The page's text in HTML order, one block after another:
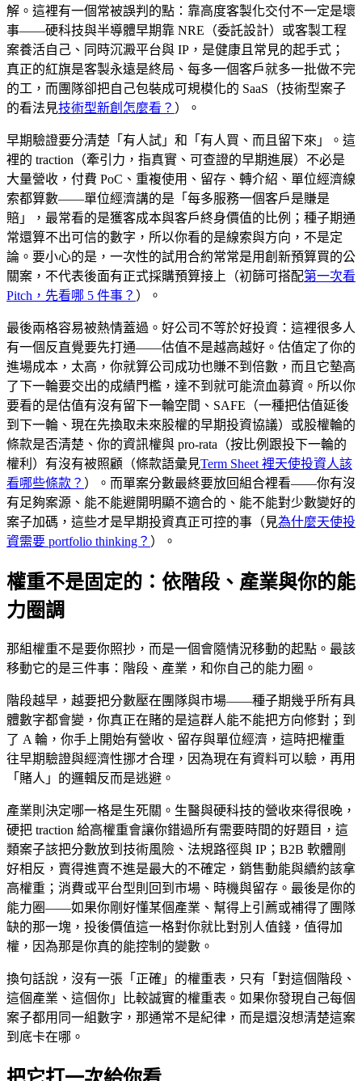
解。這裡有一個常被誤判的點：靠高度客製化交付不一定是壞
事——硬科技與半導體早期靠 NRE（委託設計）或客製工程
案養活自己、同時沉澱平台與 IP，是健康且常見的起手式；
真正的紅旗是客製永遠是終局、每多一個客戶就多一批做不完
的工，而團隊卻把自己包裝成可規模化的 SaaS（技術型案子
的看法見技術型新創怎麼看？ ）。
早期驗證要分清楚「有人試」和「有人買、而且留下來」。這
裡的 traction（牽引力，指真實、可查證的早期進展）不必是
大量營收，付費 PoC、重複使用、留存、轉介紹、單位經濟線
索都算數——單位經濟講的是「每多服務一個客戶是賺是
賠」，最常看的是獲客成本與客戶終身價值的比例；種子期通
常還算不出可信的數字，所以你看的是線索與方向，不是定
論。要小心的是，一次性的試用合約常常是用創新預算買的公
關案，不代表後面有正式採購預算接上（初篩可搭配第一次看
Pitch，先看哪 5 件事？ ）。
最後兩格容易被熱情蓋過。好公司不等於好投資：這裡很多人
有一個反直覺要先打通——估值不是越高越好。估值定了你的
進場成本，太高，你就算公司成功也賺不到倍數，而且它墊高
了下一輪要交出的成績門檻，達不到就可能流血募資。所以你
要看的是估值有沒有留下一輪空間、SAFE（一種把估值延後
到下一輪、現在先換取未來股權的早期投資協議）或股權輪的
條款是否清楚、你的資訊權與 pro-rata（按比例跟投下一輪的
權利）有沒有被照顧（條款語彙見Term Sheet 裡天使投資人該
看哪些條款？ ）。而單案分數最終要放回組合裡看——你有沒
有足夠案源、能不能避開明顯不適合的、能不能對少數變好的
案子加碼，這些才是早期投資真正可控的事（見為什麼天使投
資需要 portfolio thinking？ ）。
權重不是固定的：依階段、產業與你的能
力圈調
那組權重不是要你照抄，而是一個會隨情況移動的起點。最該
移動它的是三件事：階段、產業，和你自己的能力圈。
階段越早，越要把分數壓在團隊與市場——種子期幾乎所有具
體數字都會變，你真正在賭的是這群人能不能把方向修對；到
了 A 輪，你手上開始有營收、留存與單位經濟，這時把權重
往早期驗證與經濟性挪才合理，因為現在有資料可以驗，再用
「賭人」的邏輯反而是逃避。
產業則決定哪一格是生死關。生醫與硬科技的營收來得很晚，
硬把 traction 給高權重會讓你錯過所有需要時間的好題目，這
類案子該把分數放到技術風險、法規路徑與 IP；B2B 軟體剛
好相反，賣得進賣不進是最大的不確定，銷售動能與續約該拿
高權重；消費或平台型則回到市場、時機與留存。最後是你的
能力圈——如果你剛好懂某個產業、幫得上引薦或補得了團隊
缺的那一塊，投後價值這一格對你就比對別人值錢，值得加
權，因為那是你真的能控制的變數。
換句話說，沒有一張「正確」的權重表，只有「對這個階段、
這個產業、這個你」比較誠實的權重表。如果你發現自己每個
案子都用同一組數字，那通常不是紀律，而是還沒想清楚這案
到底卡在哪。